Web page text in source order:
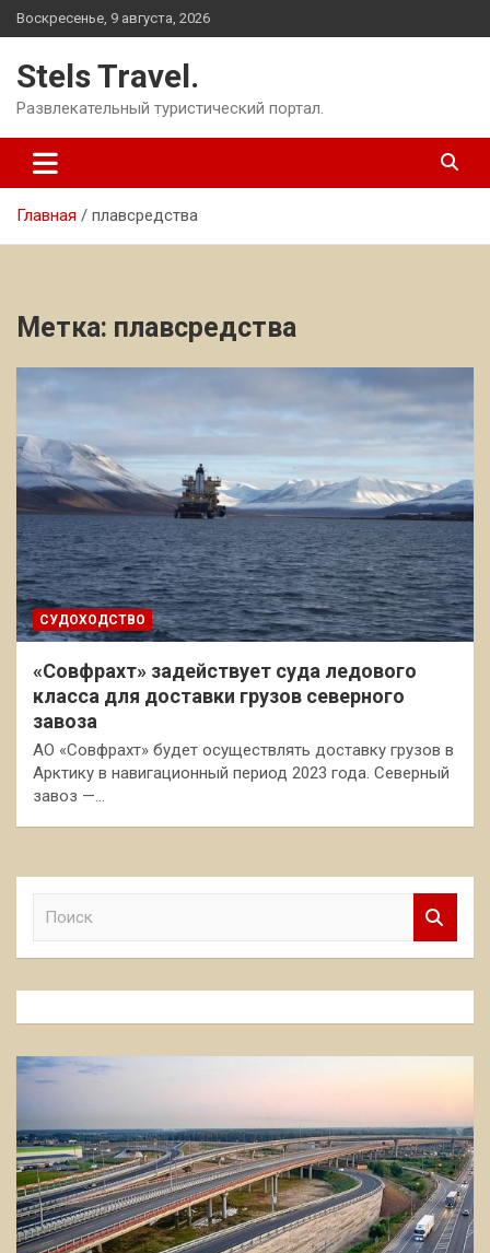
Перейти
к
Воскресенье, 9 августа, 2026
Stels Travel.
Развлекательный туристический портал.
Главная плавсредства
Метка: плавсредства
СУДОХОДСТВО
«Совфрахт» задействует суда ледового
класса для доставки грузов северного
завоза
АО «Совфрахт» будет осуществлять доставку грузов в
Арктику в навигационный период 2023 года. Северный
завоз —…
к